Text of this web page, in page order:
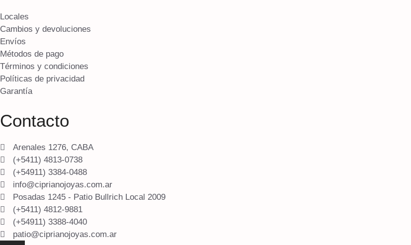
Locales
Cambios y devoluciones
Envíos
Métodos de pago
Términos y condiciones
Políticas de privacidad
Garantía
Contacto
Arenales 1276, CABA
(+5411) 4813-0738
(+54911) 3384-0488
info@ciprianojoyas.com.ar
Posadas 1245 - Patio Bullrich Local 2009
(+5411) 4812-9881
(+54911) 3388-4040
patio@ciprianojoyas.com.ar